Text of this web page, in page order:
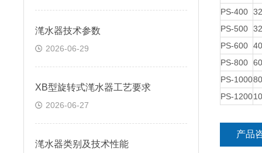
滗水器技术参数
2026-06-29
XB型旋转式滗水器工艺要求
2026-06-27
滗水器类别及技术性能
PS-400
PS-500
PS-600
PS-800
PS-1000
PS-1200
产品